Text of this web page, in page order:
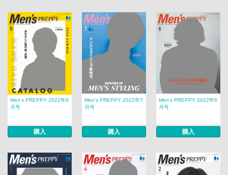
Men’s PREPPY 2022年8
月号
購入
Men’s PREPPY 2022年7
月号
購入
Men’s PREPPY 2022年6
月号
購入